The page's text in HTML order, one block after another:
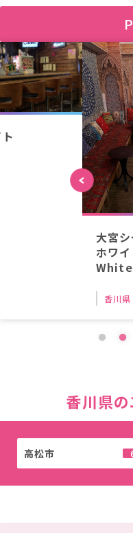
大宮
ホワ
香川県
1 2
香川県
高松市